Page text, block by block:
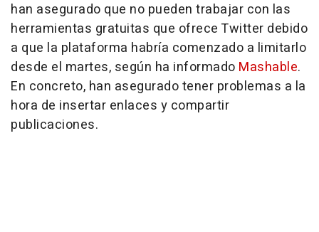
han asegurado que no pueden trabajar con las
herramientas gratuitas que ofrece Twitter debido
a que la plataforma habría comenzado a limitarlo
desde el martes, según ha informado Mashable.
En concreto, han asegurado tener problemas a la
hora de insertar enlaces y compartir
publicaciones.